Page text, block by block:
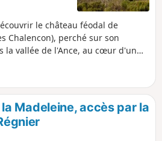
le château féodal de
Chalencon), perché sur son
la vallée de l'Ance, au cœur d'un
: le Pont du Diable avec ses
15m de haut, certainement du XIIe
du XVe.
Madeleine, accès par la